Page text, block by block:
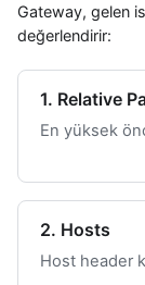
Gateway, gelen
değerlendirir:
1. Relative
En yüksek
2. Hosts
Host header